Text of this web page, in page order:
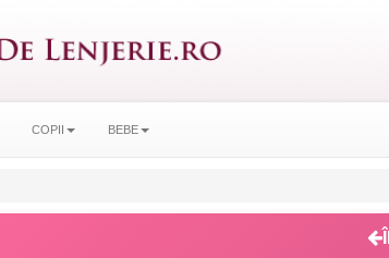
COPII BEBE